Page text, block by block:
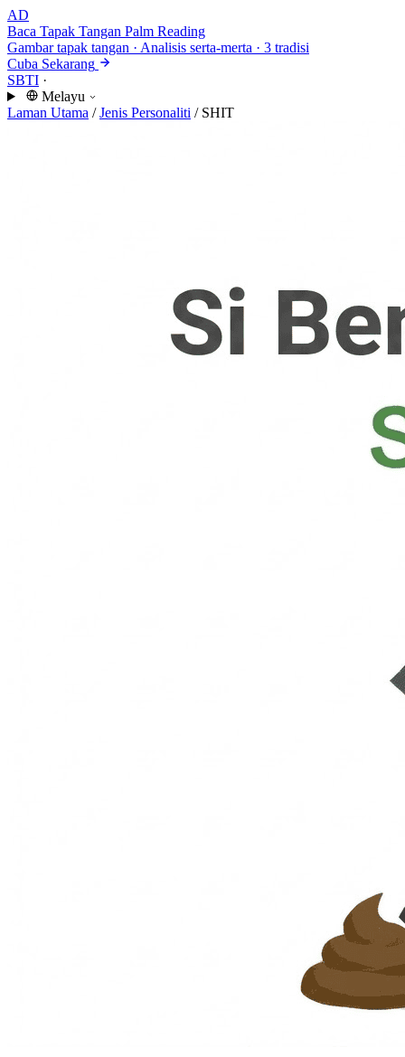
AD
Baca Tapak Tangan Palm Reading
Gambar tapak tangan · Analisis serta-merta · 3 tradisi
Cuba Sekarang
SBTI ·
Melayu
Laman Utama / Jenis Personaliti / SHIT